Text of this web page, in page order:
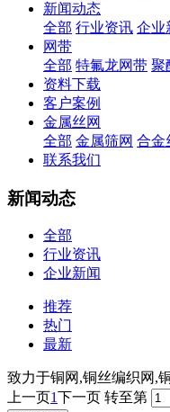
新闻动态
全部 行业资讯 企业
网带
全部 特氟龙网带 聚
资料下载
客户案例
金属丝网
全部 金属筛网 合金
联系我们
新闻动态
全部
行业资讯
企业新闻
推荐
热门
最新
致力于铜网,铜丝编织网,
上一页1下一页 转至第